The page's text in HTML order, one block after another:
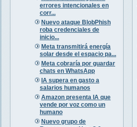
errores intencionales en
corr...
Nuevo ataque BlobPhish
roba credenciales de
inicio...
Meta transmitirá energía
solar desde el espacio pa...
Meta cobraría por guardar
chats en WhatsApp
IA supera en gasto a
salarios humanos
Amazon presenta IA que
vende por voz como un
humano
Nuevo grupo de